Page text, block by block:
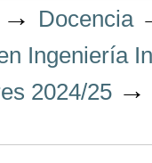
→ Docencia
Ingeniería
2024/25